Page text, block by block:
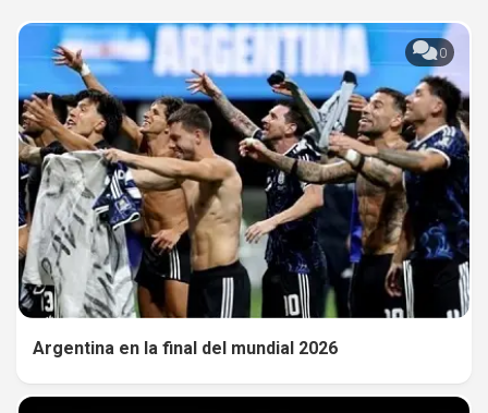
0
Argentina en la final del mundial 2026